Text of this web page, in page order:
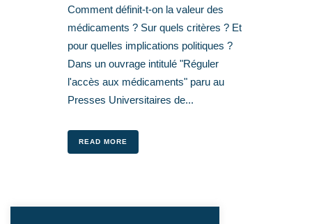
Comment définit-t-on la valeur des
médicaments ? Sur quels critères ? Et
pour quelles implications politiques ?
Dans un ouvrage intitulé "Réguler
l'accès aux médicaments" paru au
Presses Universitaires de...
READ MORE